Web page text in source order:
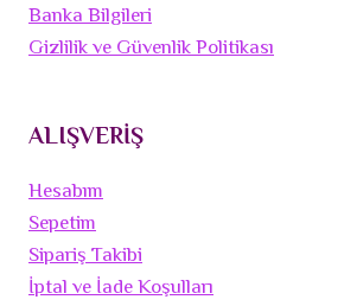
Banka Bilgileri
Gizlilik ve Güvenlik Politikası
ALIŞVERİŞ
Hesabım
Sepetim
Sipariş Takibi
İptal ve İade Koşulları